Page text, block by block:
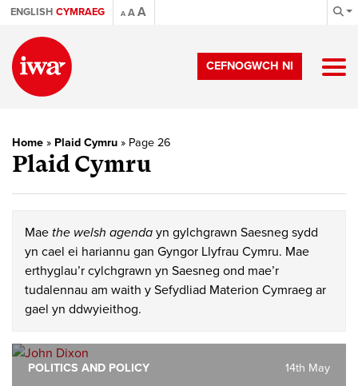
ENGLISH CYMRAEG A AA
CEFNOGWCH NI
Home » Plaid Cymru » Page 26
Plaid Cymru
Mae the welsh agenda yn gylchgrawn Saesneg sydd
yn cael ei hariannu gan Gyngor Llyfrau Cymru. Mae
erthyglau’r cylchgrawn yn Saesneg ond mae’r
tudalennau am waith y Sefydliad Materion Cymraeg ar
gael yn ddwyieithog.
14th May
POLITICS AND POLICY